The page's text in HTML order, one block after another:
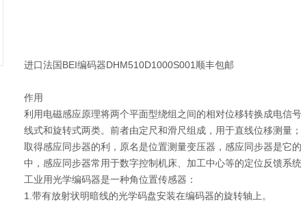
进口法国BEI编码器DHM510D1000S001顺丰包邮
作用
利用电磁感应原理将两个平面型绕组之间的相对位移转换成电信
线式和旋转式两类。前者由定尺和滑尺组成，用于直线位移测量
取得感应同步器的利，原名是位置测量变压器，感应同步器是它
中，感应同步器常用于数字控制机床、加工中心等的定位反馈系
工业用光学编码器是一种角位置传感器：
1.带有放射状明暗线的光学码盘安装在编码器的旋转轴上。